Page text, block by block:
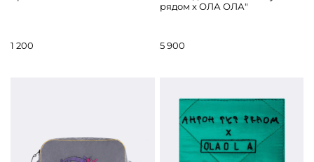
1 200
рядом х ОЛА ОЛА"
5 900